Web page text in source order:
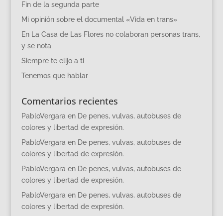
Fin de la segunda parte
Mi opinión sobre el documental «Vida en trans»
En La Casa de Las Flores no colaboran personas trans,
y se nota
Siempre te elijo a ti
Tenemos que hablar
Comentarios recientes
PabloVergara en De penes, vulvas, autobuses de
colores y libertad de expresión.
PabloVergara en De penes, vulvas, autobuses de
colores y libertad de expresión.
PabloVergara en De penes, vulvas, autobuses de
colores y libertad de expresión.
PabloVergara en De penes, vulvas, autobuses de
colores y libertad de expresión.